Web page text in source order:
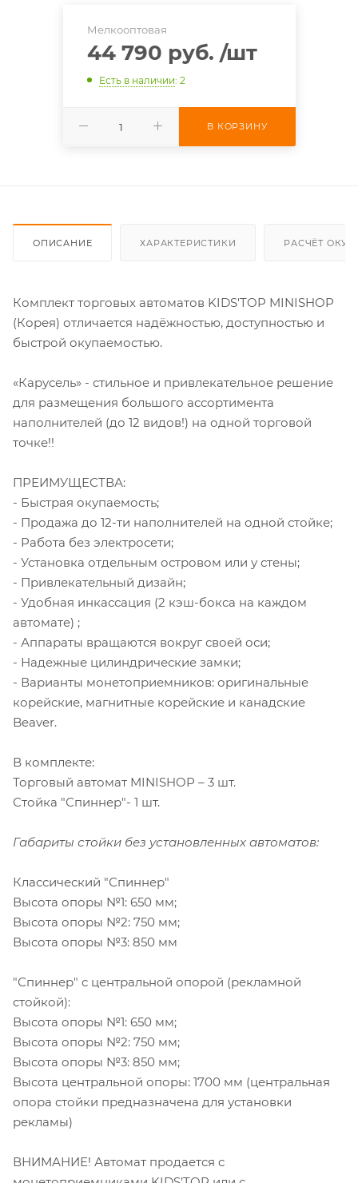
Мелкооптовая
44 790 руб. /шт
Есть в наличии: 2
В КОРЗИНУ
ОПИСАНИЕ ХАРАКТЕРИСТИКИ РАСЧЁТ
Комплект торговых автоматов KIDS'TOP MINISHOP
(Корея) отличается надёжностью, доступностью и
быстрой окупаемостью.
«Карусель» - стильное и привлекательное решение
для размещения большого ассортимента
наполнителей (до 12 видов!) на одной торговой
точке!!
ПРЕИМУЩЕСТВА:
- Быстрая окупаемость;
- Продажа до 12-ти наполнителей на одной стойке;
- Работа без электросети;
- Установка отдельным островом или у стены;
- Привлекательный дизайн;
- Удобная инкассация (2 кэш-бокса на каждом
автомате) ;
- Аппараты вращаются вокруг своей оси;
- Надежные цилиндрические замки;
- Варианты монетоприемников: оригинальные
корейские, магнитные корейские и канадские
Beaver.
В комплекте:
Торговый автомат MINISHOP – 3 шт.
Стойка "Спиннер"- 1 шт.
Габариты стойки без установленных автоматов:
Классический "Спиннер"
Высота опоры №1: 650 мм;
Высота опоры №2: 750 мм;
Высота опоры №3: 850 мм
"Спиннер" с центральной опорой (рекламной
стойкой):
Высота опоры №1: 650 мм;
Высота опоры №2: 750 мм;
Высота опоры №3: 850 мм;
Высота центральной опоры: 1700 мм (центральная
опора стойки предназначена для установки
рекламы)
ВНИМАНИЕ! Автомат продается с